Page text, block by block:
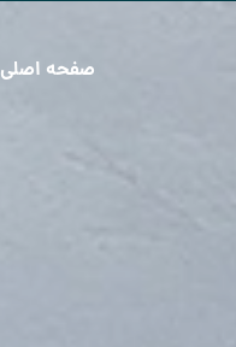
صفحه اصلی